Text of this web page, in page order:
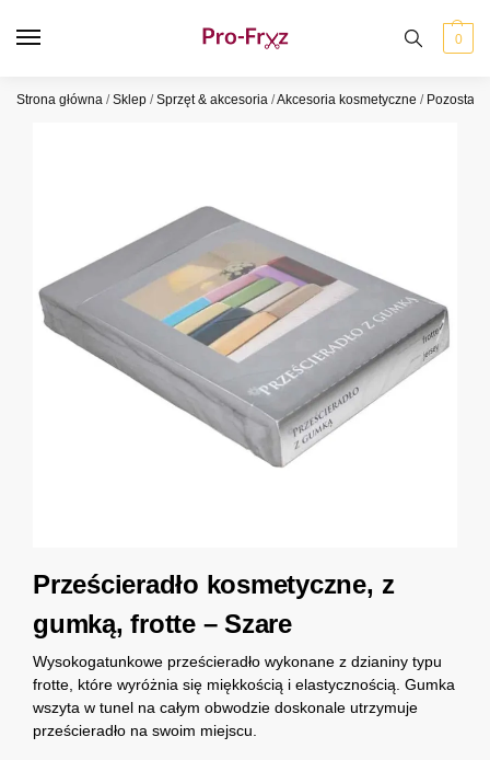
0
Strona główna /Sklep /Sprzęt & akcesoria /Akcesoria kosmetyczne / Pozostałe
Prześcieradło kosmetyczne, z
gumką, frotte – Szare
Wysokogatunkowe prześcieradło wykonane z dzianiny typu
frotte, które wyróżnia się miękkością i elastycznością. Gumka
wszyta w tunel na całym obwodzie doskonale utrzymuje
prześcieradło na swoim miejscu.